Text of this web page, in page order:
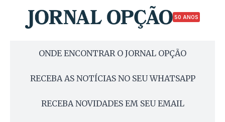
50 ANOS
ONDE ENCONTRAR O JORNAL OPÇÃO
RECEBA AS NOTÍCIAS NO SEU WHATSAPP
RECEBA NOVIDADES EM SEU EMAIL